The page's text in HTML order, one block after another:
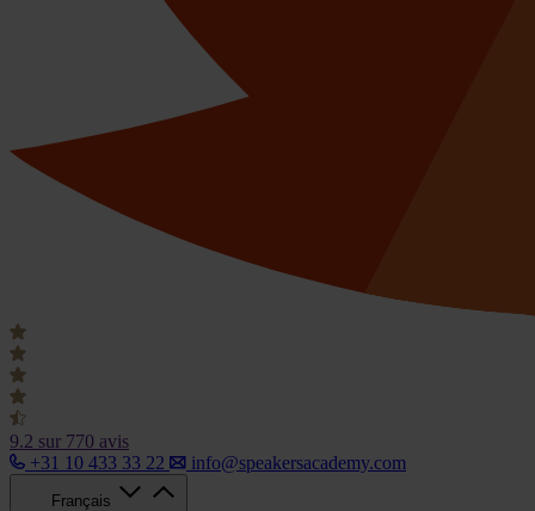
9.2 sur 770 avis
+31 10 433 33 22
info@speakersacademy.com
Français